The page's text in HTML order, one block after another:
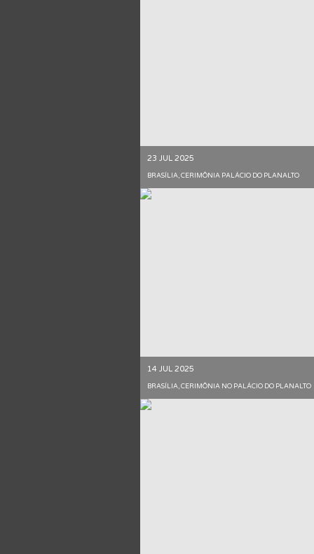
23 JUL 2025
BRASÍLIA, CERIMÔNIA PALÁCIO DO PLANALTO
14 JUL 2025
BRASÍLIA, CERIMÔNIA NO PALÁCIO DO PLANALTO